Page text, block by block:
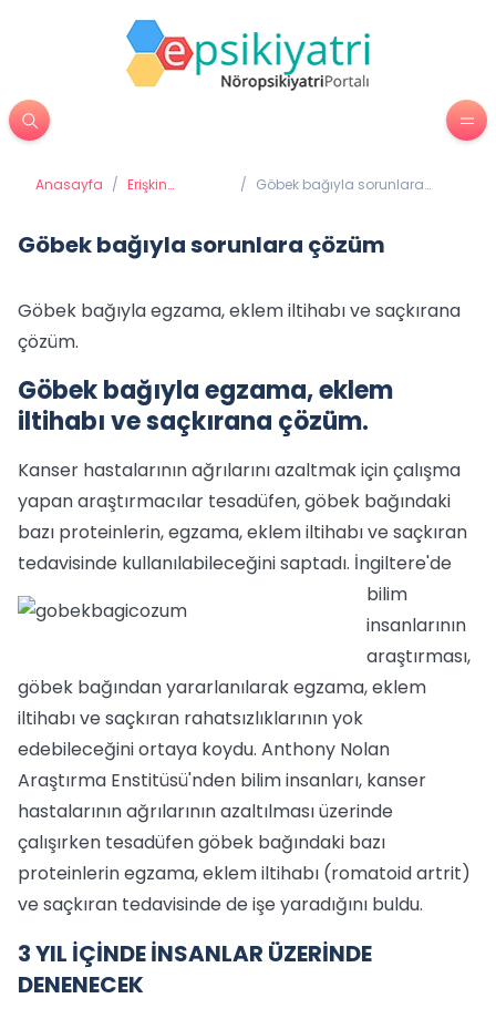
Anasayfa / Erişkin
/ Göbek bağıyla sorunlara
Göbek bağıyla sorunlara çözüm
Göbek bağıyla egzama, eklem iltihabı ve saçkırana
çözüm.
Göbek bağıyla egzama, eklem
iltihabı ve saçkırana çözüm.
Kanser hastalarının ağrılarını azaltmak için çalışma
yapan araştırmacılar tesadüfen, göbek bağındaki
bazı proteinlerin, egzama, eklem iltihabı ve saçkıran
tedavisinde kullanılabileceğini saptadı. İngiltere'de
bilim
insanlarının
araştırması,
göbek bağından yararlanılarak egzama, eklem
iltihabı ve saçkıran rahatsızlıklarının yok
edebileceğini ortaya koydu. Anthony Nolan
Araştırma Enstitüsü'nden bilim insanları, kanser
hastalarının ağrılarının azaltılması üzerinde
çalışırken tesadüfen göbek bağındaki bazı
proteinlerin egzama, eklem iltihabı (romatoid artrit)
ve saçkıran tedavisinde de işe yaradığını buldu.
3 YIL İÇİNDE İNSANLAR ÜZERİNDE
DENENECEK